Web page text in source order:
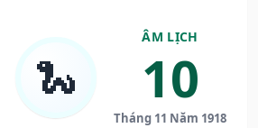
🐍
ÂM LỊCH
10
Tháng 11 Năm 1918